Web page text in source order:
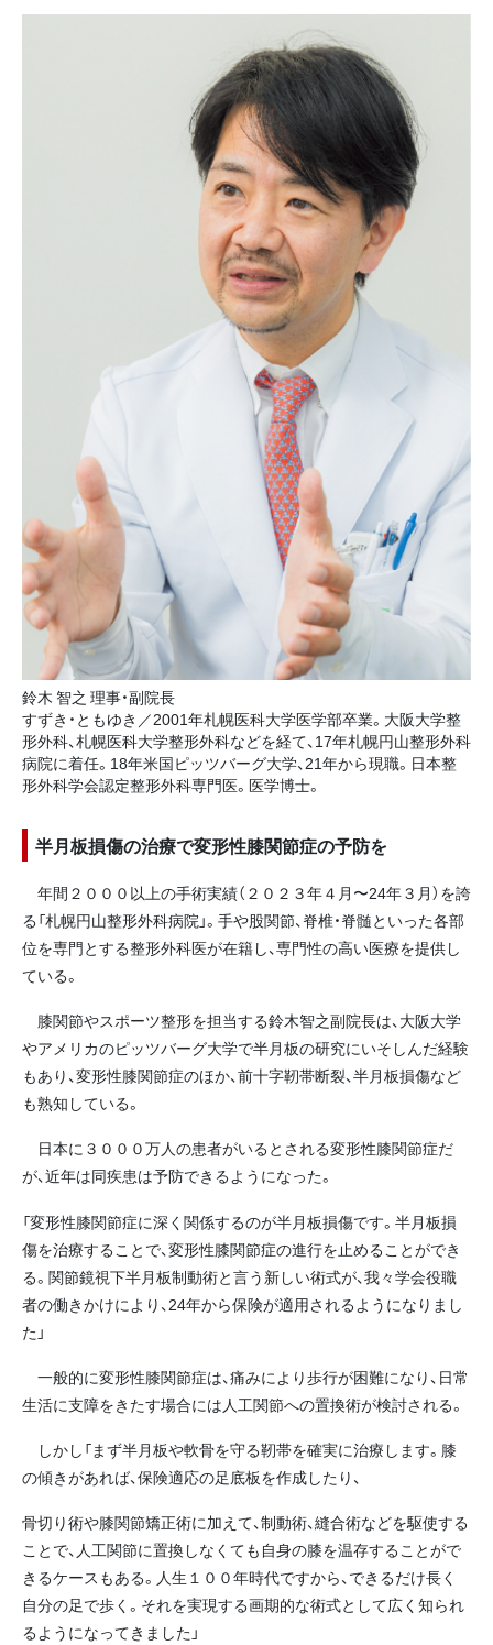
鈴木 智之 理事・副院長
すずき・ともゆき／2001年札幌医科大学医学部卒業。大阪大学整
形外科、札幌医科大学整形外科などを経て、17年札幌円山整形外科
病院に着任。18年米国ピッツバーグ大学、21年から現職。日本整
形外科学会認定整形外科専門医。医学博士。
半月板損傷の治療で変形性膝関節症の予防を
年間２０００以上の手術実績（２０２３年４月〜24年３月）を誇
る「札幌円山整形外科病院」。手や股関節、脊椎・脊髄といった各部
位を専門とする整形外科医が在籍し、専門性の高い医療を提供し
ている。
膝関節やスポーツ整形を担当する鈴木智之副院長は、大阪大学
やアメリカのピッツバーグ大学で半月板の研究にいそしんだ経験
もあり、変形性膝関節症のほか、前十字靭帯断裂、半月板損傷など
も熟知している。
日本に３０００万人の患者がいるとされる変形性膝関節症だ
が、近年は同疾患は予防できるようになった。
「変形性膝関節症に深く関係するのが半月板損傷です。半月板損
傷を治療することで、変形性膝関節症の進行を止めることができ
る。関節鏡視下半月板制動術と言う新しい術式が、我々学会役職
者の働きかけにより、24年から保険が適用されるようになりまし
た」
一般的に変形性膝関節症は、痛みにより歩行が困難になり、日常
生活に支障をきたす場合には人工関節への置換術が検討される。
しかし「まず半月板や軟骨を守る靭帯を確実に治療します。膝
の傾きがあれば、保険適応の足底板を作成したり、
骨切り術や膝関節矯正術に加えて、制動術、縫合術などを駆使する
ことで、人工関節に置換しなくても自身の膝を温存することがで
きるケースもある。人生１００年時代ですから、できるだけ長く
自分の足で歩く。それを実現する画期的な術式として広く知られ
るようになってきました」